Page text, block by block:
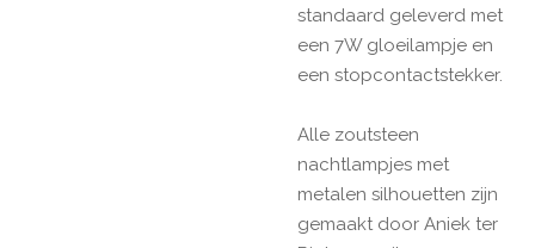
standaard geleverd met
een 7W gloeilampje en
een stopcontactstekker.
Alle zoutsteen
nachtlampjes met
metalen silhouetten zijn
gemaakt door Aniek ter